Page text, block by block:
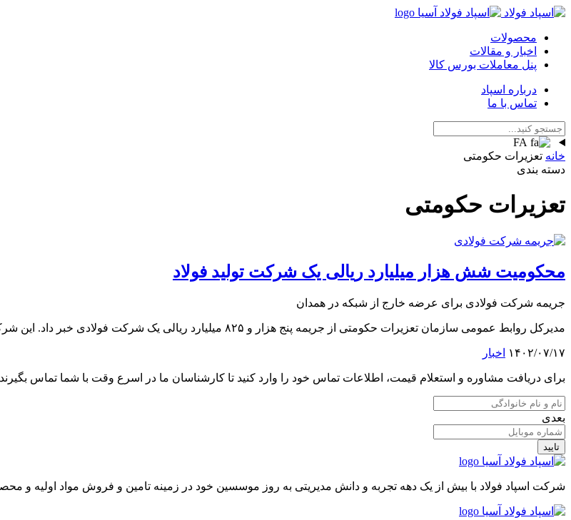
محصولات
اخبار و مقالات
پنل معاملات بورس کالا
درباره اسپاد
تماس با ما
FA
خانه تعزیرات حکومتی
دسته بندی
تعزیرات حکومتی
محکومیت شش هزار میلیارد ریالی یک شرکت تولید فولاد
جریمه شرکت فولادی برای عرضه خارج از شبکه در همدان
مدیرکل روابط عمومی سازمان تعزیرات حکومتی از جریمه پنج هزار و ۸۲۵ میلیارد ریالی یک شرکت فولادی خبر داد. این شرکت به‌دلیل عرضه خارج از شبکه میلگرد در...
۱۴۰۲/۰۷/۱۷ اخبار
برای دریافت مشاوره و استعلام قیمت، اطلاعات تماس خود را وارد کنید تا کارشناسان ما در اسرع وقت با شما تماس
بعدی
تایید
شرکت اسپاد فولاد با بیش از یک دهه تجربه و دانش مدیریتی به روز موسسین خود در زمینه تامین و فروش مواد اولیه و